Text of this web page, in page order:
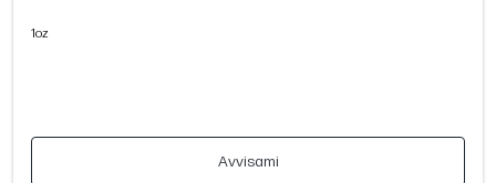
1oz
Avvisami